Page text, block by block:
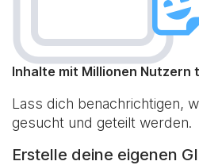
Inhalte mit Millionen Nutzern
Lass dich benachrichtigen,
gesucht und geteilt werden.
Erstelle deine eigenen